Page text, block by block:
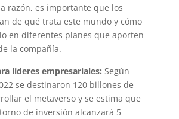
razón, es importante que los
de qué trata este mundo y cómo
en diferentes planes que aporten
la compañía.
líderes empresariales: Según
se destinaron 120 billones de
el metaverso y se estima que
de inversión alcanzará 5